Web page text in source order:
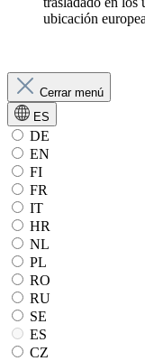
ubicación
Cerrar menú
ES
DE
EN
FI
FR
IT
HR
NL
PL
RO
RU
SE
ES
CZ